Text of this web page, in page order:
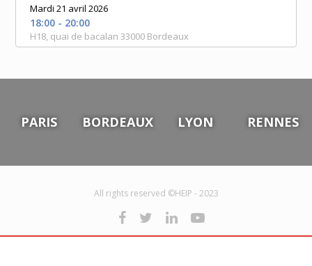
Mardi 21 avril 2026
18:00 - 20:00
H18, quai de bacalan 33000 Bordeaux
PARIS BORDEAUX LYON RENNES
All rights reserved ©HEIP - 2023